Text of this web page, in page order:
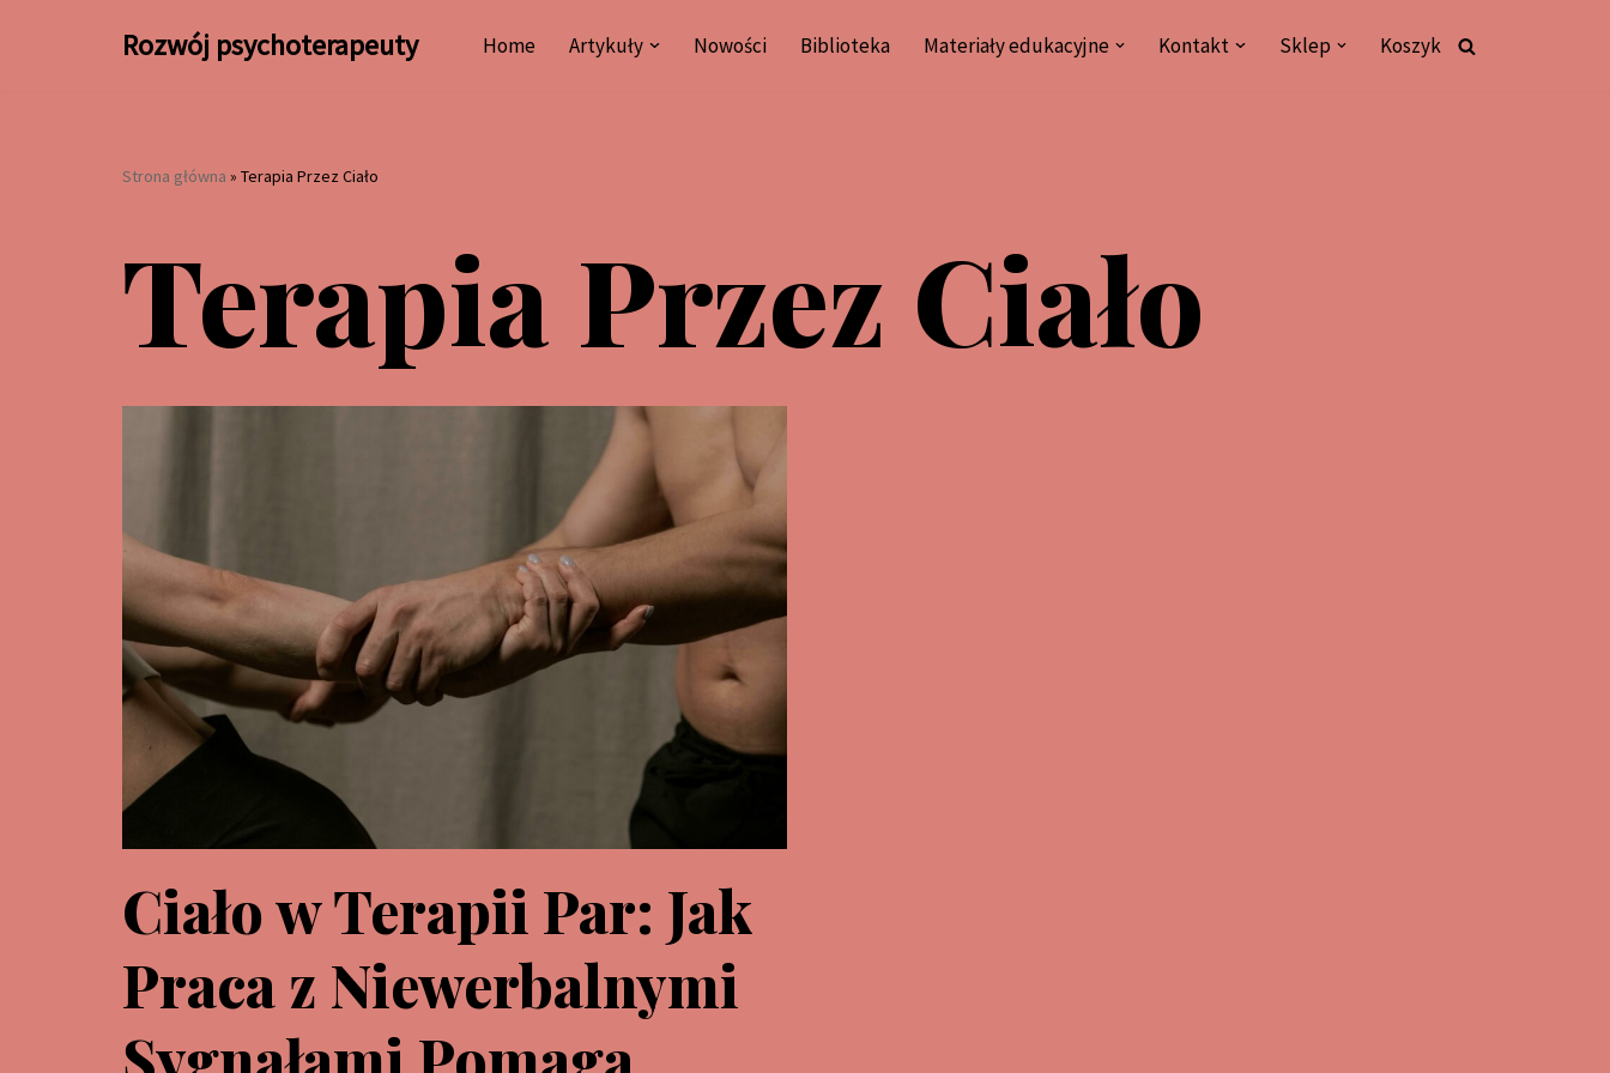
Rozwój psychoterapeuty Home Artykuły Nowości Biblioteka Materiały edukacyjne Kontakt Sklep Koszyk
Strona główna » Terapia Przez Ciało
Terapia Przez Ciało
Ciało w Terapii Par: Jak
Praca z Niewerbalnymi